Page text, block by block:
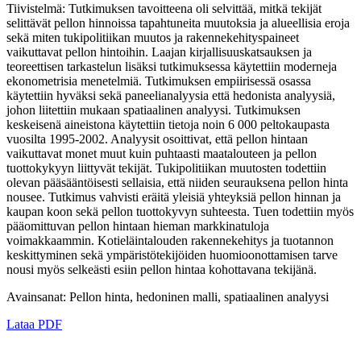
Tiivistelmä: Tutkimuksen tavoitteena oli selvittää, mitkä tekijät
selittävät pellon hinnoissa tapahtuneita muutoksia ja alueellisia eroja
sekä miten tukipolitiikan muutos ja rakennekehityspaineet
vaikuttavat pellon hintoihin. Laajan kirjallisuuskatsauksen ja
teoreettisen tarkastelun lisäksi tutkimuksessa käytettiin moderneja
ekonometrisia menetelmiä. Tutkimuksen empiirisessä osassa
käytettiin hyväksi sekä paneelianalyysia että hedonista analyysiä,
johon liitettiin mukaan spatiaalinen analyysi. Tutkimuksen
keskeisenä aineistona käytettiin tietoja noin 6 000 peltokaupasta
vuosilta 1995-2002. Analyysit osoittivat, että pellon hintaan
vaikuttavat monet muut kuin puhtaasti maatalouteen ja pellon
tuottokykyyn liittyvät tekijät. Tukipolitiikan muutosten todettiin
olevan pääsääntöisesti sellaisia, että niiden seurauksena pellon hinta
nousee. Tutkimus vahvisti eräitä yleisiä yhteyksiä pellon hinnan ja
kaupan koon sekä pellon tuottokyvyn suhteesta. Tuen todettiin myös
pääomittuvan pellon hintaan hieman markkinatuloja
voimakkaammin. Kotieläintalouden rakennekehitys ja tuotannon
keskittyminen sekä ympäristötekijöiden huomioonottamisen tarve
nousi myös selkeästi esiin pellon hintaa kohottavana tekijänä.
Avainsanat: Pellon hinta, hedoninen malli, spatiaalinen analyysi
Lataa PDF